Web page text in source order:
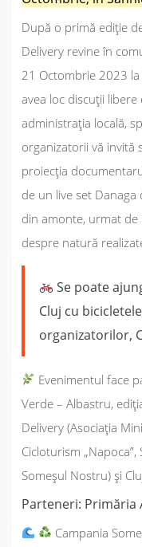
După o primă ediție
Delivery revine în
21 Octombrie 2023
avea loc discuții
administrația locală,
organizatorii vă invită
proiecția
de un live set
din amonte, urmat
despre natură
Se poate
Cluj cu
organizatorilor,
Evenimentul face
Verde – Albastru,
Delivery (Asociația
Cicloturism
Someșul Nostru) și
Parteneri: Primăria
Campania